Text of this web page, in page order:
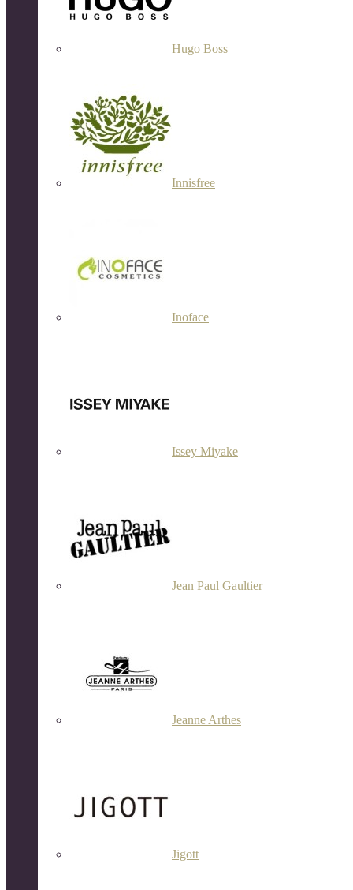
Hugo Boss
Innisfree
Inoface
Issey Miyake
Jean Paul Gaultier
Jeanne Arthes
Jigott